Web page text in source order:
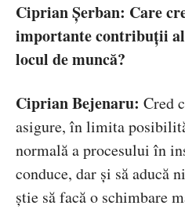
Ciprian Șerban: Care
importante contribuții
locul de muncă?
Ciprian Bejenaru: Cred
asigure, în limita
normală a procesului în
conduce, dar și să aducă
știe să facă o schimbare